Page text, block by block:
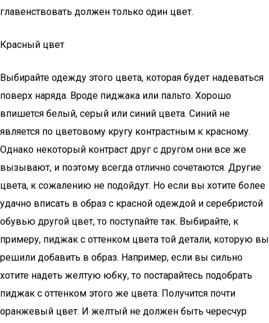
главенствовать должен только один цвет.
Красный цвет
Выбирайте одежду этого цвета, которая будет надеваться
поверх наряда. Вроде пиджака или пальто. Хорошо
впишется белый, серый или синий цвета. Синий не
является по цветовому кругу контрастным к красному.
Однако некоторый контраст друг с другом они все же
вызывают, и поэтому всегда отлично сочетаются. Другие
цвета, к сожалению не подойдут. Но если вы хотите более
удачно вписать в образ с красной одеждой и серебристой
обувью другой цвет, то поступайте так. Выбирайте, к
примеру, пиджак с оттенком цвета той детали, которую вы
решили добавить в образ. Например, если вы сильно
хотите надеть желтую юбку, то постарайтесь подобрать
пиджак с оттенком этого же цвета. Получится почти
оранжевый цвет. И желтый не должен быть чересчур